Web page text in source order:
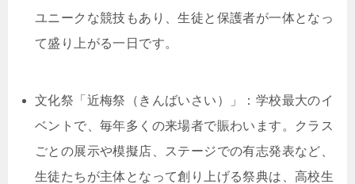
ユニークな競技もあり、生徒と保護者が一体となっ
て盛り上がる一日です。
文化祭「近梅祭（きんばいさい）」：学校最大のイ
ベントで、毎年多くの来場者で賑わいます。クラス
ごとの展示や模擬店、ステージでの有志発表など、
生徒たちが主体となって創り上げる祭典は、高校生